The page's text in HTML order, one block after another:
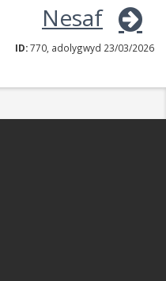
Nesaf
ID:770, adolygwyd 23/03/2026